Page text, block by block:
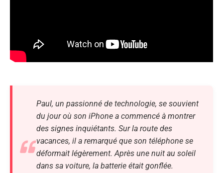
Paul, un passionné de technologie, se souvient
du jour où son iPhone a commencé à montrer
des signes inquiétants. Sur la route des
vacances, il a remarqué que son téléphone se
déformait légèrement. Après une nuit au soleil
dans sa voiture, la batterie était gonflée.